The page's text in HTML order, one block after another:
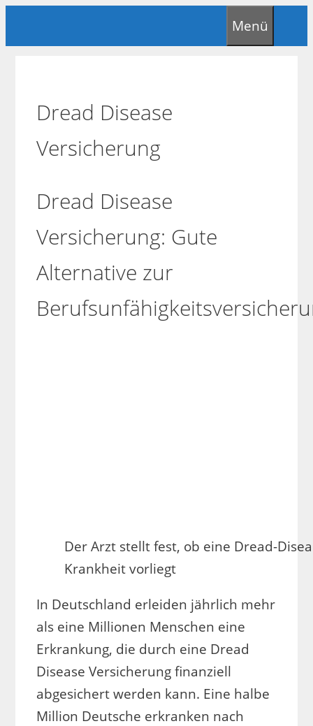
Menü
Dread Disease
Versicherung
Dread Disease
Versicherung: Gute
Alternative zur
Der Arzt stellt fest, ob eine Dread-
Krankheit vorliegt
In Deutschland erleiden jährlich mehr
als eine Millionen Menschen eine
Erkrankung, die durch eine Dread
Disease Versicherung finanziell
abgesichert werden kann. Eine halbe
Million Deutsche erkranken nach